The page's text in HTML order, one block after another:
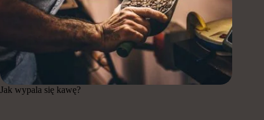
Jak wypala się kawę?